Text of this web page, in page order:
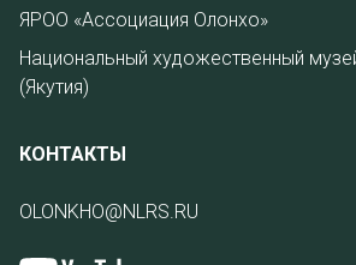
ЯРОО «Ассоциация Олонхо»
Национальный художественный
(Якутия)
КОНТАКТЫ
OLONKHO@NLRS.RU